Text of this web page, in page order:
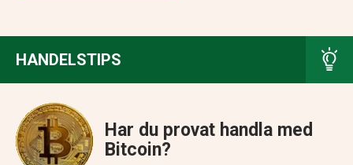
HANDELSTIPS
Har du provat handla med
Bitcoin?